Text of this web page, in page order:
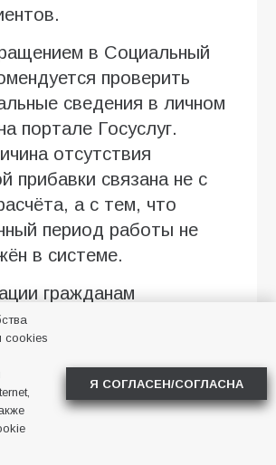
в Социальный
проверить
сведения в личном
портале Госуслуг.
отсутствия
прибавки связана не с
а с тем, что
период работы не
в системе.
гражданам
корректности
полезно:
сверять данные в
кабинете на портале
cookies
Я СОГЛАСЕН/СОГЛАСНА